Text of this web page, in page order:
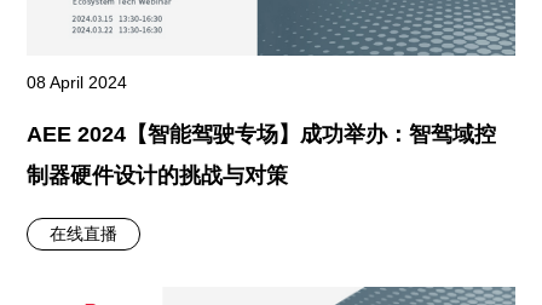
08 April 2024
AEE 2024【智能驾驶专场】成功举办：智驾域控
制器硬件设计的挑战与对策
在线直播